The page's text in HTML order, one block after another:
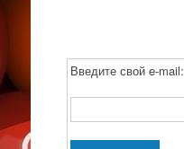
Введите свой e-mail: